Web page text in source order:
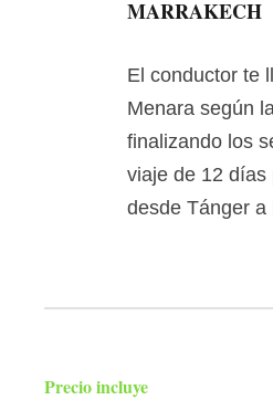
MARRAKECH
El conductor te
Menara según
finalizando los
viaje de 12 días
desde Tánger a
Precio incluye